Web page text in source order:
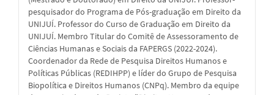
pesquisador do Programa de Pós-graduação em Direito da
UNIJUÍ. Professor do Curso de Graduação em Direito da
UNIJUÍ. Membro Titular do Comitê de Assessoramento de
Ciências Humanas e Sociais da FAPERGS (2022-2024).
Coordenador da Rede de Pesquisa Direitos Humanos e
Políticas Públicas (REDIHPP) e líder do Grupo de Pesquisa
Biopolítica e Direitos Humanos (CNPq). Membro da equipe